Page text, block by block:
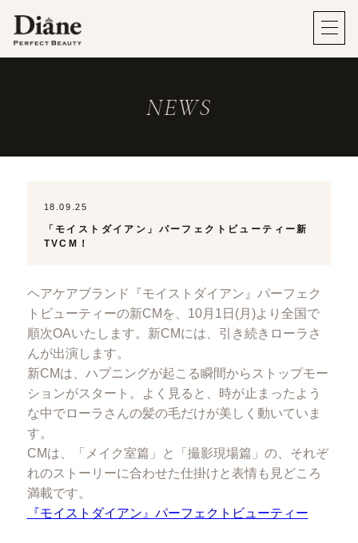
NEWS
18.09.25
「モイストダイアン」パーフェクトビューティー新
TVCM！
ヘアケアブランド『モイストダイアン』パーフェク
トビューティーの新CMを、10月1日(月)より全国で
順次OAいたします。新CMには、引き続きローラさ
んが出演します。
新CMは、ハプニングが起こる瞬間からストップモー
ションがスタート。よく見ると、時が止まったよう
な中でローラさんの髪の毛だけが美しく動いていま
す。
CMは、「メイク室篇」と「撮影現場篇」の、それぞ
れのストーリーに合わせた仕掛けと表情も見どころ
満載です。
『モイストダイアン』パーフェクトビューティー